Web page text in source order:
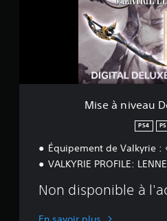
e
Mise à niveau
PS4
Équipement de Valkyrie :
VALKYRIE PROFILE:
Non disponible à